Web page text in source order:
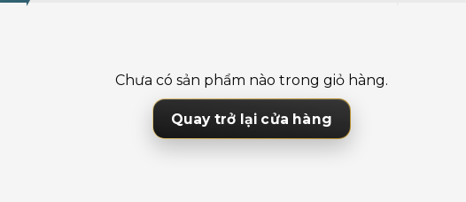
Chưa có sản phẩm nào trong giỏ hàng.
Quay trở lại cửa hàng